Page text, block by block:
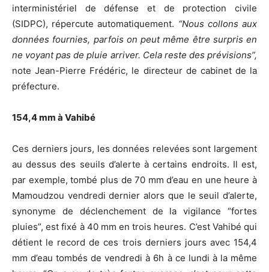
interministériel de défense et de protection civile
(SIDPC), répercute automatiquement. “Nous collons aux
données fournies, parfois on peut même être surpris en
ne voyant pas de pluie arriver. Cela reste des prévisions”,
note Jean-Pierre Frédéric, le directeur de cabinet de la
préfecture.
154,4 mm à Vahibé
Ces derniers jours, les données relevées sont largement
au dessus des seuils d’alerte à certains endroits. Il est,
par exemple, tombé plus de 70 mm d’eau en une heure à
Mamoudzou vendredi dernier alors que le seuil d’alerte,
synonyme de déclenchement de la vigilance “fortes
pluies”, est fixé à 40 mm en trois heures. C’est Vahibé qui
détient le record de ces trois derniers jours avec 154,4
mm d’eau tombés de vendredi à 6h à ce lundi à la même